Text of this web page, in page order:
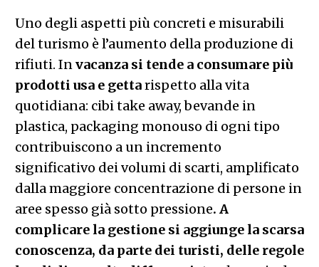
Uno degli aspetti più concreti e misurabili
del turismo è l’aumento della produzione di
rifiuti. Invacanza si tende a consumare più
prodotti usa e gettarispetto alla vita
quotidiana: cibi take away, bevande in
plastica, packaging monouso di ogni tipo
contribuiscono a un incremento
significativo dei volumi di scarti, amplificato
dalla maggiore concentrazione di persone in
aree spesso già sotto pressione. A
complicare la gestione si aggiunge la scarsa
conoscenza, da parte dei turisti, delle regole